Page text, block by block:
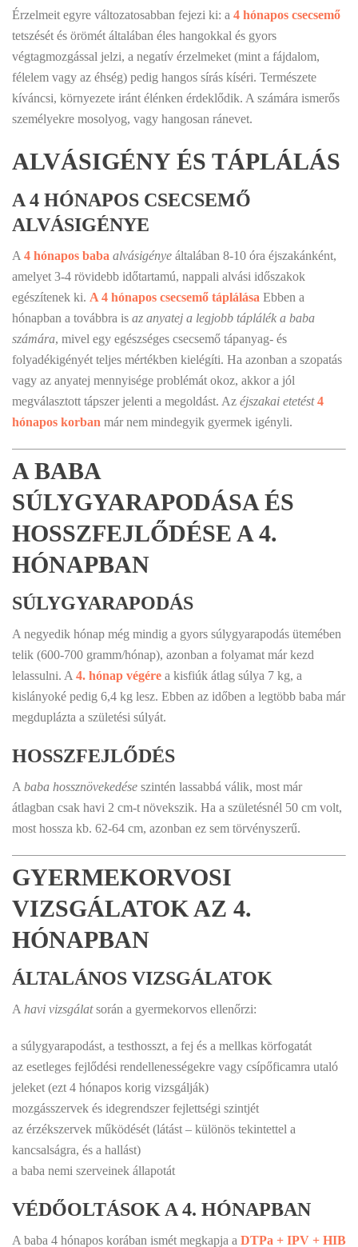
Érzelmeit egyre változatosabban fejezi ki: a 4 hónapos csecsemő
tetszését és örömét általában éles hangokkal és gyors
végtagmozgással jelzi, a negatív érzelmeket (mint a fájdalom,
félelem vagy az éhség) pedig hangos sírás kíséri. Természete
kíváncsi, környezete iránt élénken érdeklődik. A számára ismerős
személyekre mosolyog, vagy hangosan ránevet.
ALVÁSIGÉNY ÉS TÁPLÁLÁS
A 4 HÓNAPOS CSECSEMŐ
ALVÁSIGÉNYE
A 4 hónapos baba alvásigénye általában 8-10 óra éjszakánként,
amelyet 3-4 rövidebb időtartamú, nappali alvási időszakok
egészítenek ki. A 4 hónapos csecsemő táplálása Ebben a
hónapban a továbbra is az anyatej a legjobb táplálék a baba
számára, mivel egy egészséges csecsemő tápanyag- és
folyadékigényét teljes mértékben kielégíti. Ha azonban a szopatás
vagy az anyatej mennyisége problémát okoz, akkor a jól
megválasztott tápszer jelenti a megoldást. Az éjszakai etetést 4
hónapos korban már nem mindegyik gyermek igényli.
A BABA
SÚLYGYARAPODÁSA ÉS
HOSSZFEJLŐDÉSE A 4.
HÓNAPBAN
SÚLYGYARAPODÁS
A negyedik hónap még mindig a gyors súlygyarapodás ütemében
telik (600-700 gramm/hónap), azonban a folyamat már kezd
lelassulni. A 4. hónap végére a kisfiúk átlag súlya 7 kg, a
kislányoké pedig 6,4 kg lesz. Ebben az időben a legtöbb baba már
megduplázta a születési súlyát.
HOSSZFEJLŐDÉS
A baba hossznövekedése szintén lassabbá válik, most már
átlagban csak havi 2 cm-t növekszik. Ha a születésnél 50 cm volt,
most hossza kb. 62-64 cm, azonban ez sem törvényszerű.
GYERMEKORVOSI
VIZSGÁLATOK AZ 4.
HÓNAPBAN
ÁLTALÁNOS VIZSGÁLATOK
A havi vizsgálatsorán a gyermekorvos ellenőrzi:
a súlygyarapodást, a testhosszt, a fej és a mellkas körfogatát
az esetleges fejlődési rendellenességekre vagy csípőficamra utaló
jeleket (ezt 4 hónapos korig vizsgálják)
mozgásszervek és idegrendszer fejlettségi szintjét
az érzékszervek működését (látást – különös tekintettel a
kancsalságra, és a hallást)
a baba nemi szerveinek állapotát
VÉDŐOLTÁSOK A 4. HÓNAPBAN
A baba 4 hónapos korában ismét megkapja a DTPa + IPV + HIB